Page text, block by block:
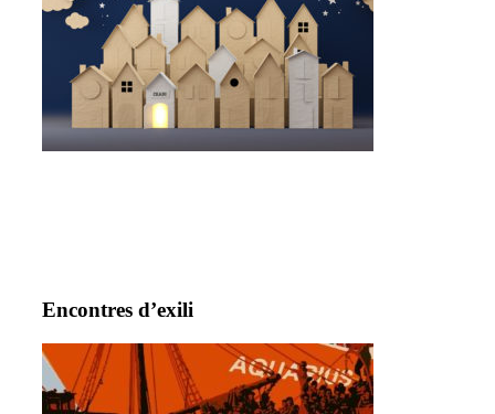
Encontres d’exili